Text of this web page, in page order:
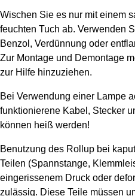
Wischen Sie es nur mit einem
feuchten Tuch ab. Verwenden
Benzol, Verdünnung oder
Zur Montage und Demontage
zur Hilfe hinzuziehen.
Bei Verwendung einer Lampe
funktionierene Kabel, Stecker
können heiß werden!
Benutzung des Rollup bei
Teilen (Spannstange,
eingerissenem Druck oder
zulässig. Diese Teile müssen